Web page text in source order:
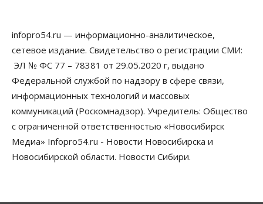
07 Августа 2026, 13:55
Авто Общество
Треть автовладельцев в Новосибирской области
«поставили машины на прикол»
07 Августа 2026, 13:00
Власть
Школы, библиотеки, пешеходные тротуары:
депутаты Госдумы контролируют работы на
социальных объектах
07 Августа 2026, 12:35
Синоптики рассказали о погоде в Новосибирске
infopro54.ru — информационно-аналитическое,
сетевое издание. Свидетельство о регистрации СМИ:
ЭЛ № ФС 77 – 78381 от 29.05.2020 г, выдано
Федеральной службой по надзору в сфере связи,
информационных технологий и массовых
коммуникаций (Роскомнадзор). Учредитель: Общество
с ограниченной ответственностью «Новосибирск
Медиа» Infopro54.ru - Новости Новосибирска и
Новосибирской области. Новости Сибири.